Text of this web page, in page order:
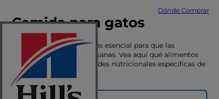
Dónde Comprar
Comida para gatos
Una nutrición adecuada es esencial para que las
mascotas vivan felices y sanas. Vea aquí qué alimentos
se adaptan a las necesidades nutricionales específicas de
su mascota.